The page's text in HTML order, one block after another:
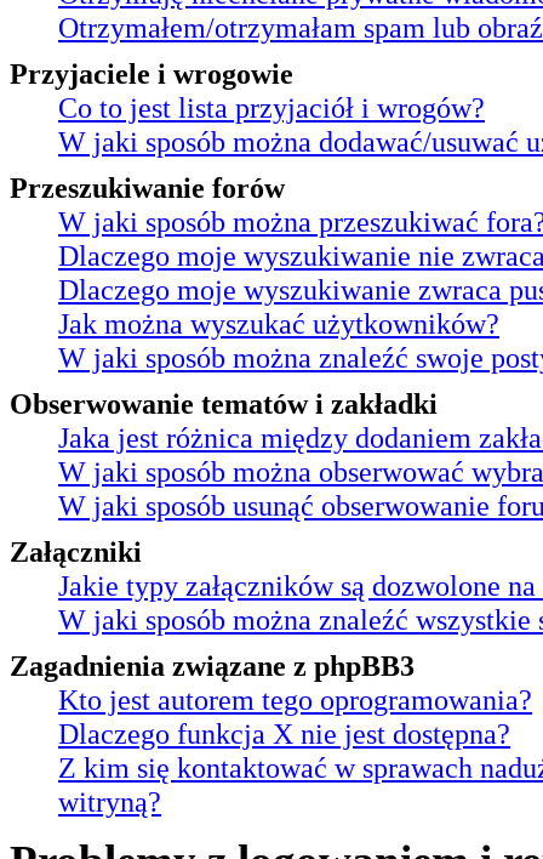
Otrzymałem/otrzymałam spam lub
Przyjaciele i wrogowie
Co to jest lista przyjaciół i wrogów?
W jaki sposób można dodawać/
Przeszukiwanie forów
W jaki sposób można przeszukiwać
Dlaczego moje wyszukiwanie nie
Dlaczego moje wyszukiwanie zwraca
Jak można wyszukać użytkowników?
W jaki sposób można znaleźć swoje
Obserwowanie tematów i zakładki
Jaka jest różnica między dodaniem
W jaki sposób można obserwować
W jaki sposób usunąć obserwowanie
Załączniki
Jakie typy załączników są dozwolone
W jaki sposób można znaleźć wszystkie
Zagadnienia związane z phpBB3
Kto jest autorem tego oprogramowania?
Dlaczego funkcja X nie jest dostępna?
Z kim się kontaktować w sprawach
witryną?